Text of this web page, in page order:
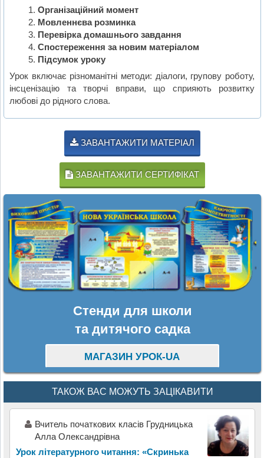
Організаційний момент
Мовленнєва розминка
Перевірка домашнього завдання
Спостереження за новим матеріалом
Підсумок уроку
Урок включає різноманітні методи: діалоги, групову роботу,
інсценізацію та творчі вправи, що сприяють розвитку
любові до рідного слова.
ЗАВАНТАЖИТИ МАТЕРІАЛ
ЗАВАНТАЖИТИ СЕРТИФІКАТ
Стенди для школи
та дитячого садка
МАГАЗИН УРОК-UA
ТАКОЖ ВАС МОЖУТЬ ЗАЦІКАВИТИ
Вчитель початкових класів Грудницька
Алла Олександрівна
Урок літературного читання: «Скринька